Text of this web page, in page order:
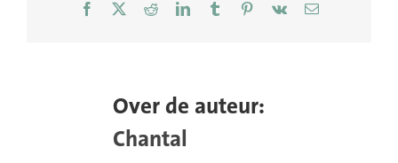
stichting-
Facebook
X RedditLinkedInTumblrPinterest
Vk
E-
Over de auteur:
Chantal